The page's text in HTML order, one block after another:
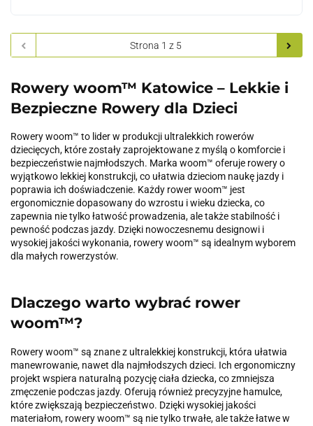
Rowery woom™ Katowice – Lekkie i
Bezpieczne Rowery dla Dzieci
Rowery woom™ to lider w produkcji ultralekkich rowerów
dziecięcych, które zostały zaprojektowane z myślą o komforcie i
bezpieczeństwie najmłodszych. Marka woom™ oferuje rowery o
wyjątkowo lekkiej konstrukcji, co ułatwia dzieciom naukę jazdy i
poprawia ich doświadczenie. Każdy rower woom™ jest
ergonomicznie dopasowany do wzrostu i wieku dziecka, co
zapewnia nie tylko łatwość prowadzenia, ale także stabilność i
pewność podczas jazdy. Dzięki nowoczesnemu designowi i
wysokiej jakości wykonania, rowery woom™ są idealnym wyborem
dla małych rowerzystów.
Dlaczego warto wybrać rower
woom™?
Rowery woom™ są znane z ultralekkiej konstrukcji, która ułatwia
manewrowanie, nawet dla najmłodszych dzieci. Ich ergonomiczny
projekt wspiera naturalną pozycję ciała dziecka, co zmniejsza
zmęczenie podczas jazdy. Oferują również precyzyjne hamulce,
które zwiększają bezpieczeństwo. Dzięki wysokiej jakości
materiałom, rowery woom™ są nie tylko trwałe, ale także łatwe w